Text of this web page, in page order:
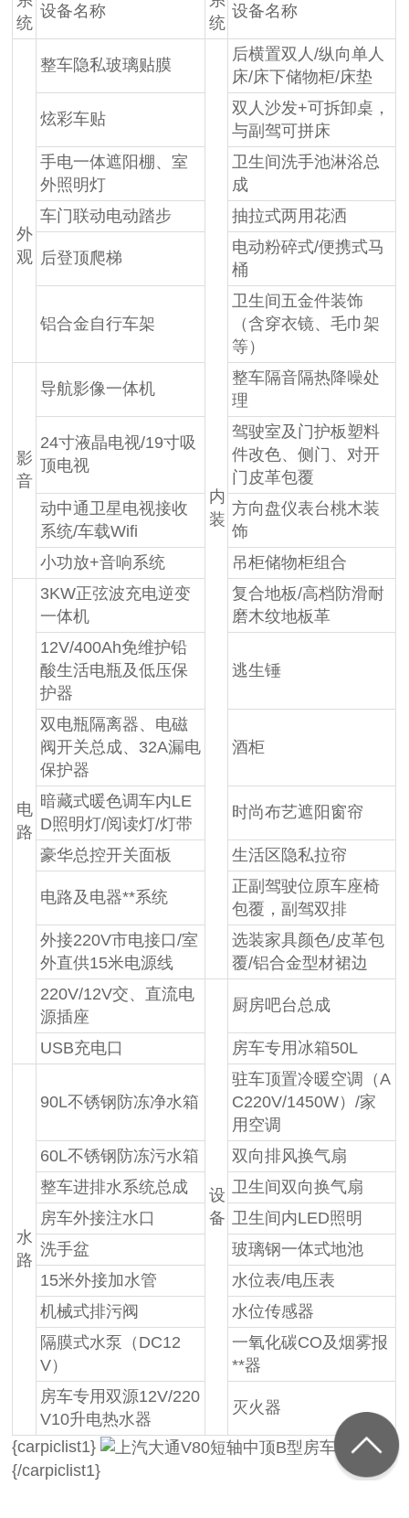
统
设备名称
统
设备名称
外
观
整车隐私玻璃贴膜
内
装
后横置双人/纵向单人
床/床下储物柜/床垫
炫彩车贴
双人沙发+可拆卸桌，
与副驾可拼床
手电一体遮阳棚、室
外照明灯
卫生间洗手池淋浴总
成
车门联动电动踏步
抽拉式两用花洒
后登顶爬梯
电动粉碎式/便携式马
桶
铝合金自行车架
卫生间五金件装饰
（含穿衣镜、毛巾架
等）
影
音
导航影像一体机
整车隔音隔热降噪处
理
24寸液晶电视/19寸吸
顶电视
驾驶室及门护板塑料
件改色、侧门、对开
门皮革包覆
动中通卫星电视接收
系统/车载Wifi
方向盘仪表台桃木装
饰
小功放+音响系统
吊柜储物柜组合
电
路
3KW正弦波充电逆变
一体机
复合地板/高档防滑耐
磨木纹地板革
12V/400Ah免维护铅
酸生活电瓶及低压保
护器
逃生锤
双电瓶隔离器、电磁
阀开关总成、32A漏电
保护器
酒柜
暗藏式暖色调车内LE
D照明灯/阅读灯/灯带
时尚布艺遮阳窗帘
豪华总控开关面板 生活区隐私拉帘
电路及电器**系统
正副驾驶位原车座椅
包覆，副驾双排
外接220V市电接口/室
外直供15米电源线
选装家具颜色/皮革包
覆/铝合金型材裙边
220V/12V交、直流电
源插座
设
备
厨房吧台总成
USB充电口 房车专用冰箱50L
水
路
90L不锈钢防冻净水箱
驻车顶置冷暖空调（A
C220V/1450W）/家
用空调
60L不锈钢防冻污水箱
双向排风换气扇
整车进排水系统总成
卫生间双向换气扇
房车外接注水口
卫生间内LED照明
洗手盆
玻璃钢一体式地池
15米外接加水管
水位表/电压表
机械式排污阀
水位传感器
隔膜式水泵（DC12
V）
一氧化碳CO及烟雾报
**器
房车专用双源12V/220
V10升电热水器
灭火器
{carpiclist1}
{/carpiclist1}